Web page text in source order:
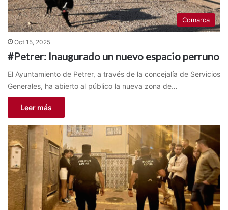
Comarca
Oct 15, 2025
#Petrer: Inaugurado un nuevo espacio perruno
El Ayuntamiento de Petrer, a través de la concejalía de Servicios
Generales, ha abierto al público la nueva zona de…
Leer más